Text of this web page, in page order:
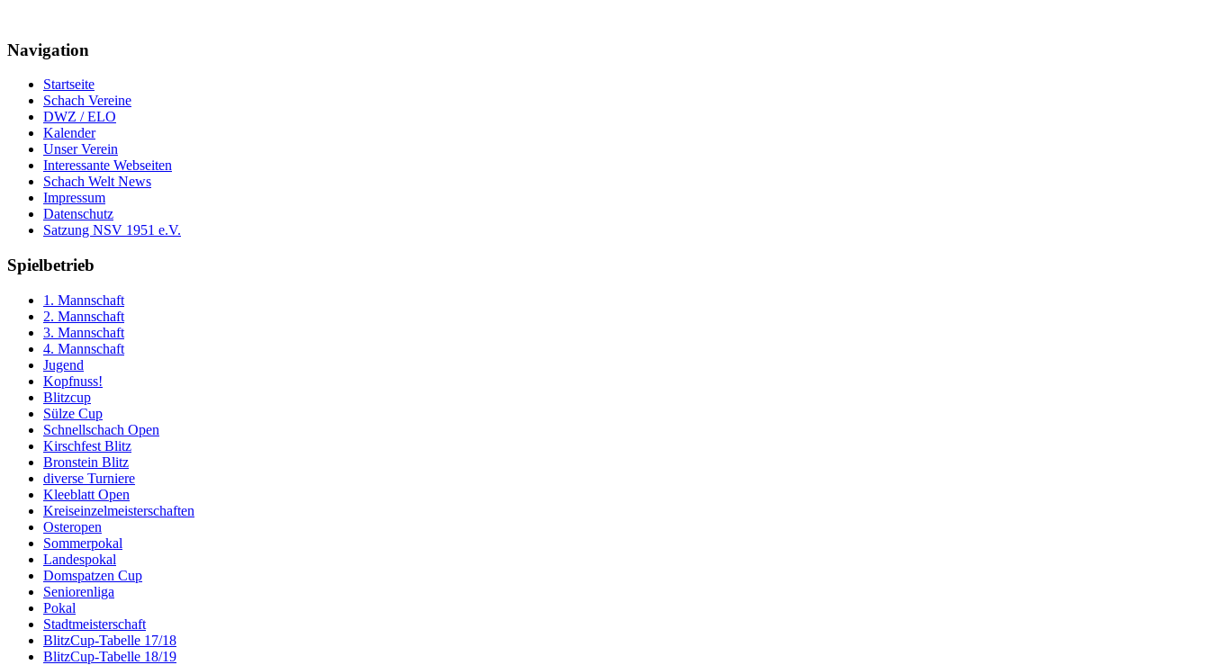
Navigation
Startseite
Schach Vereine
DWZ / ELO
Kalender
Unser Verein
Interessante Webseiten
Schach Welt News
Impressum
Datenschutz
Satzung NSV 1951 e.V.
Spielbetrieb
1. Mannschaft
2. Mannschaft
3. Mannschaft
4. Mannschaft
Jugend
Kopfnuss!
Blitzcup
Sülze Cup
Schnellschach Open
Kirschfest Blitz
Bronstein Blitz
diverse Turniere
Kleeblatt Open
Kreiseinzelmeisterschaften
Osteropen
Sommerpokal
Landespokal
Domspatzen Cup
Seniorenliga
Pokal
Stadtmeisterschaft
BlitzCup-Tabelle 17/18
BlitzCup-Tabelle 18/19